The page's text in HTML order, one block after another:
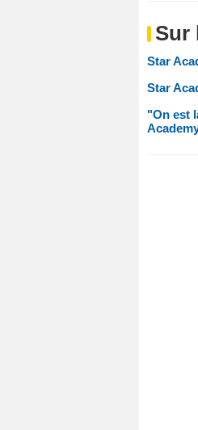
Sur
Star
Star
"On est